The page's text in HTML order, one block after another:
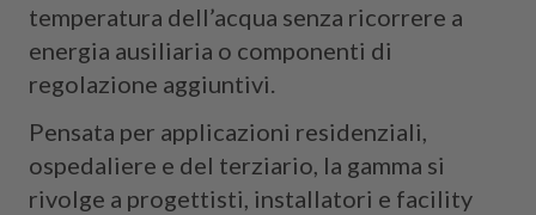
temperatura dell’acqua senza ricorrere a
energia ausiliaria o componenti di
regolazione aggiuntivi.
Pensata per applicazioni residenziali,
ospedaliere e del terziario, la gamma si
rivolge a progettisti, installatori e facility